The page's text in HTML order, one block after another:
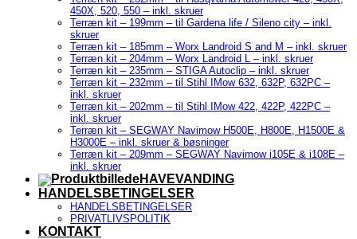
450X, 520, 550 – inkl. skruer
Terræn kit – 199mm – til Gardena life / Sileno city – inkl.
skruer
Terræn kit – 185mm – Worx Landroid S and M – inkl. skruer
Terræn kit – 204mm – Worx Landroid L – inkl. skruer
Terræn kit – 235mm – STIGA Autoclip – inkl. skruer
Terræn kit – 232mm – til Stihl IMow 632, 632P, 632PC –
inkl. skruer
Terræn kit – 202mm – til Stihl IMow 422, 422P, 422PC –
inkl. skruer
Terræn kit – SEGWAY Navimow H500E, H800E, H1500E &
H3000E – inkl. skruer & bøsninger
Terræn kit – 209mm – SEGWAY Navimow i105E & i108E –
inkl. skruer
HAVEVANDING
HANDELSBETINGELSER
HANDELSBETINGELSER
PRIVATLIVSPOLITIK
KONTAKT